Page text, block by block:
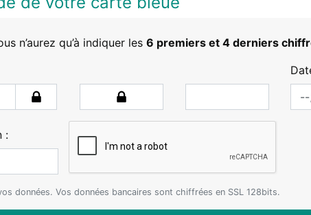
n’aurez qu’à indiquer les 6 premiers et 4 derniers
:
données. Vos données bancaires sont chiffrées en SSL 128bits.